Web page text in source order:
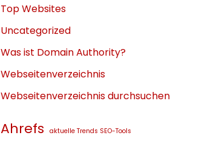
Top Websites
Uncategorized
Was ist Domain Authority?
Webseitenverzeichnis
Webseitenverzeichnis durchsuchen
Ahrefs aktuelle Trends SEO-Tools